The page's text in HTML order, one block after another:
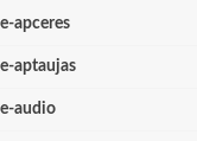
e-apceres
e-aptaujas
e-audio